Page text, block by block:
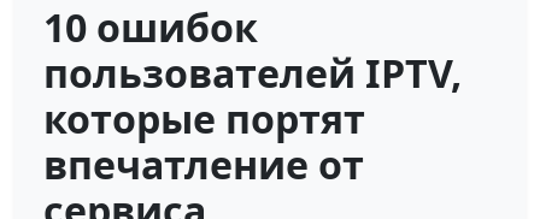
10 ошибок
пользователей IPTV,
которые портят
впечатление от